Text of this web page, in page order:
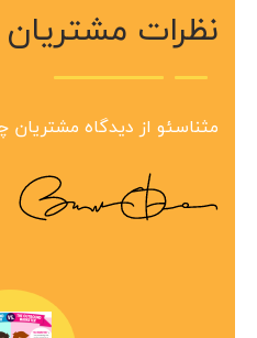
نظرات مشتریان
مثناسئو از دیدگاه